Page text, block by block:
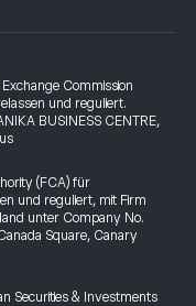
Commission
und reguliert.
BUSINESS CENTRE,
(FCA) für
und reguliert, mit Firm
unter Company No.
Square, Canary
Securities & Investments